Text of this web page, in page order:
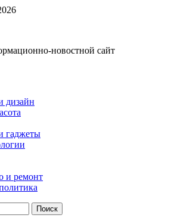
новостной сайт
дизайн
гаджеты
и ремонт